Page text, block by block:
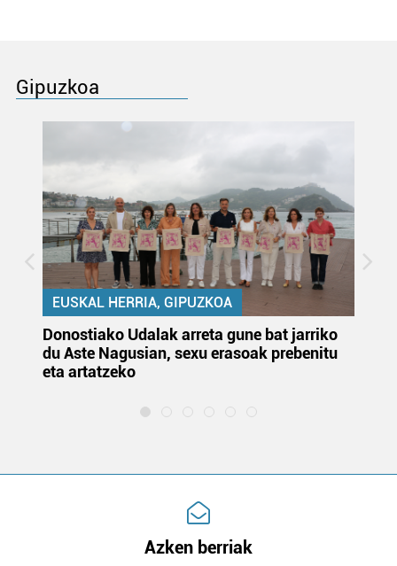
Gipuzkoa
EUSKAL HERRIA, GIPUZKOA
Donostiako Udalak arreta gune bat jarriko
du Aste Nagusian, sexu erasoak prebenitu
eta artatzeko
Azken berriak